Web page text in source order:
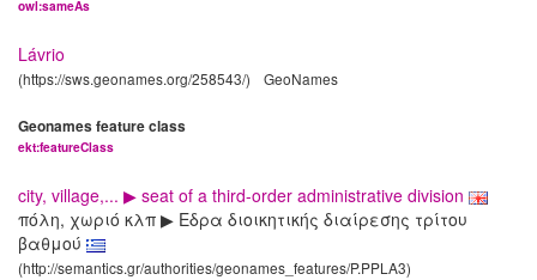
owl:sameAs
Lávrio
(https://sws.geonames.org/258543/) GeoNames
Geonames feature class
ekt:featureClass
city, village,... ▶ seat of a third-order administrative division
πόλη, χωριό κλπ ▶ Εδρα διοικητικής διαίρεσης τρίτου
βαθμού
(http://semantics.gr/authorities/geonames_features/P.PPLA3)